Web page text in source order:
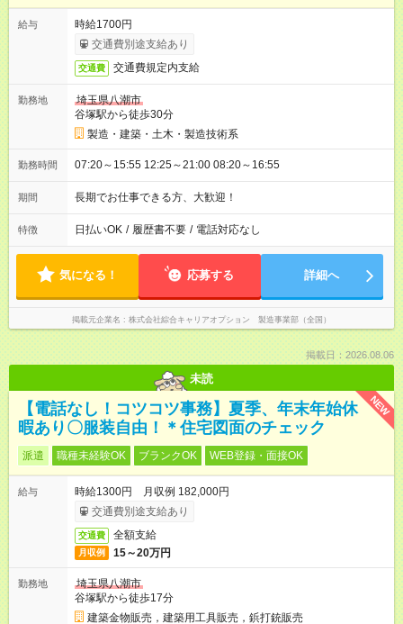
給与
時給1700円
交通費別途支給あり
交通費 交通費規定内支給
勤務地
埼玉県八潮市
谷塚駅から徒歩30分
製造・建築・土木・製造技術系
勤務時間 07:20～15:55 12:25～21:00 08:20～16:55
期間 長期でお仕事できる方、大歓迎！
特徴 日払いOK / 履歴書不要 / 電話対応なし
気になる！ 応募する 詳細へ
掲載元企業名 株式会社綜合キャリアオプション 製造事業部（全国）
掲載日：2026.08.06
未読
NEW
【電話なし！コツコツ事務】夏季、年末年始休
暇あり〇服装自由！＊住宅図面のチェック
派遣 職種未経験OK ブランクOK WEB登録・面接OK
給与
時給1300円 月収例 182,000円
交通費別途支給あり
交通費 全額支給
月収例 15～20万円
勤務地
埼玉県八潮市
谷塚駅から徒歩17分
建築金物販売，建築用工具販売，鋲打銃販売